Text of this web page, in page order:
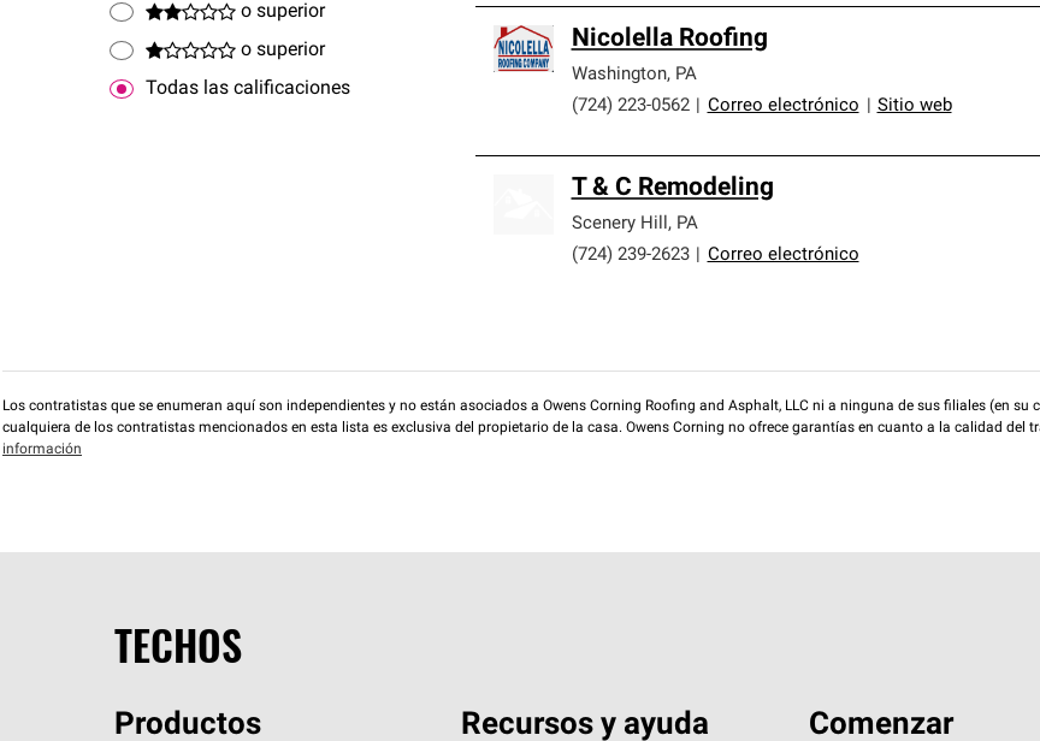
o superior
o superior
Todas las calificaciones
Nicolella Roofing
Washington, PA
(724) 223-0562
Correo electrónico Sitio web
T & C Remodeling
Scenery Hill , PA
(724) 239-2623
Correo electrónico
Los contratistas que se enumeran aquí son independientes y no están asociados a Owens Corning Roofing and Asphalt, LLC ni a ninguna de sus filiales (en su
cualquiera de los contratistas mencionados en esta lista es exclusiva del propietario de la casa. Owens Corning no ofrece garantías en cuanto a la calidad del
información
TECHOS
Productos Recursos y ayuda Comenzar